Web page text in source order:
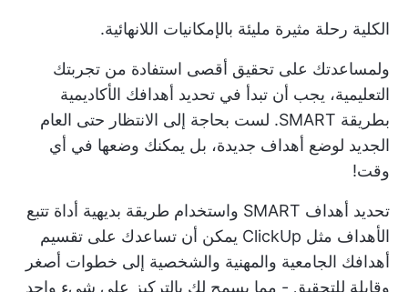
الكلية رحلة مثيرة مليئة بالإمكانيات اللانهائية.
ولمساعدتك على تحقيق أقصى استفادة من تجربتك
التعليمية، يجب أن تبدأ في تحديد أهدافك الأكاديمية
بطريقة SMART. لست بحاجة إلى الانتظار حتى العام
الجديد لوضع أهداف جديدة، بل يمكنك وضعها في أي
وقت!
تحديد أهداف SMART واستخدام طريقة بديهية
أداة تتبع
الأهداف
مثل ClickUp يمكن أن تساعدك على تقسيم
أهدافك الجامعية والمهنية والشخصية إلى خطوات أصغر
وقابلة للتحقيق - مما يسمح لك بالتركيز على شيء واحد